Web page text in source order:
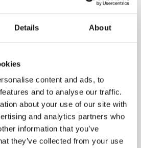
Details About
content and ads, to
and to analyse our traffic.
about your use of our site with
and analytics partners who
information that you’ve
they’ve collected from your use
En próximas fechas se darán
SOCIEDAD DE FÚTBOL procederá a la toma de